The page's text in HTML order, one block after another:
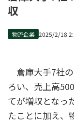
収
物流企業 2025/2/18
倉庫大手7社
ろい、売上高
てが増収となっ
たことに加え、